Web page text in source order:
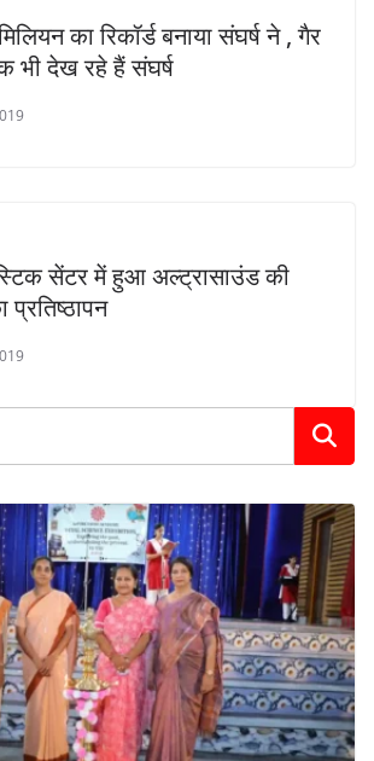
का रिकॉर्ड बनाया संघर्ष ने , गैर
भी देख रहे हैं संघर्ष
सेंटर में हुआ अल्ट्रासाउंड की